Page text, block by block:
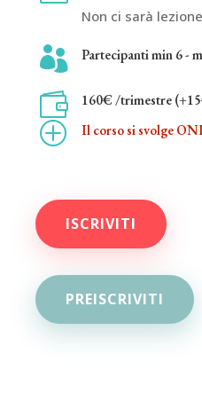
Non ci sarà
 Partecipanti min 6 -
 160€ /trimestre
P Il corso si svolge
ISCRIVITI
PREISCRIVITI